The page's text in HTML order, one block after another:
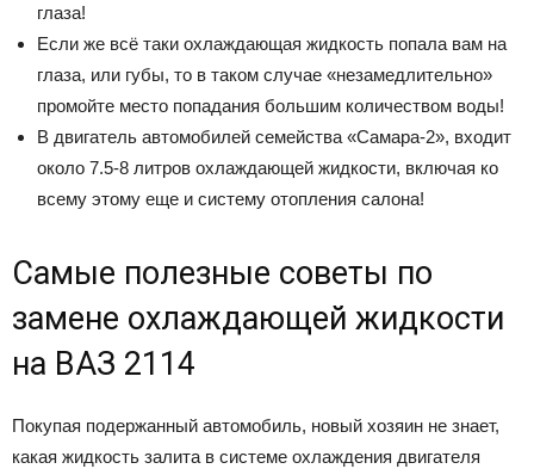
глаза!
Если же всё таки охлаждающая жидкость попала вам на
глаза, или губы, то в таком случае «незамедлительно»
промойте место попадания большим количеством воды!
В двигатель автомобилей семейства «Самара-2», входит
около 7.5-8 литров охлаждающей жидкости, включая ко
всему этому еще и систему отопления салона!
Самые полезные советы по
замене охлаждающей жидкости
на ВАЗ 2114
Покупая подержанный автомобиль, новый хозяин не знает,
какая жидкость залита в системе охлаждения двигателя